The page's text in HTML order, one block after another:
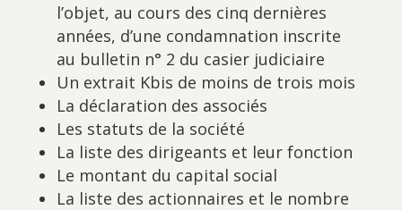
l’objet, au cours des cinq dernières
années, d’une condamnation inscrite
au bulletin n° 2 du casier judiciaire
Un extrait Kbis de moins de trois mois
La déclaration des associés
Les statuts de la société
La liste des dirigeants et leur fonction
Le montant du capital social
La liste des actionnaires et le nombre